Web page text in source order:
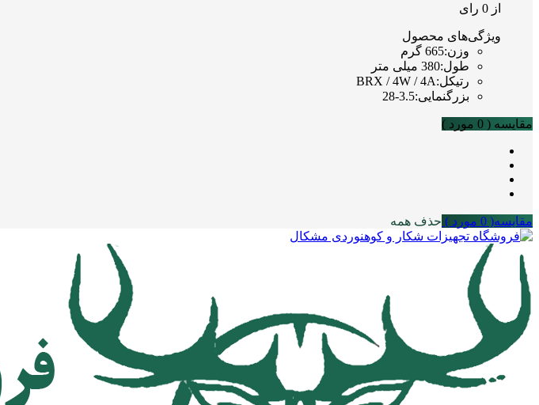
از 0 رای
ویژگی‌های محصول
وزن:665 گرم
طول:380 میلی متر
رتیکل:
BRX / 4W / 4A
بزرگنمایی:
3.5-28
مقایسه ( 0 مورد )
مقایسه( 0 مورد ) حذف همه